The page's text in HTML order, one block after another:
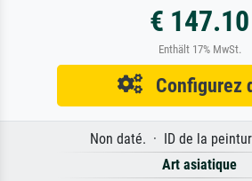
€ 147.10
Enthält 17% MwSt.
Configurez
Non daté. · ID de la
Art asiatique